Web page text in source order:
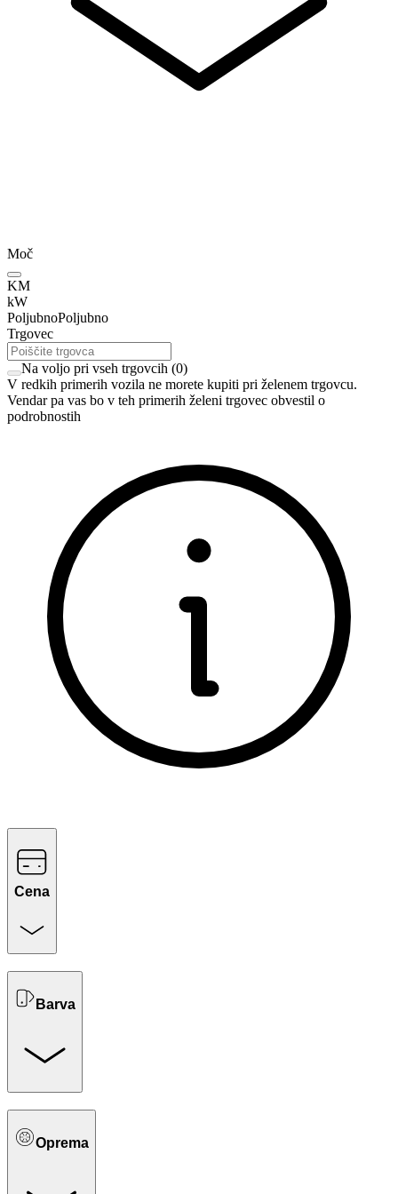
Moč
KM
kW
PoljubnoPoljubno
Trgovec
Na voljo pri vseh trgovcih (0)
V redkih primerih vozila ne morete kupiti pri želenem trgovcu.
Vendar pa vas bo v teh primerih želeni trgovec obvestil o
podrobnostih
Cena
Barva
Oprema